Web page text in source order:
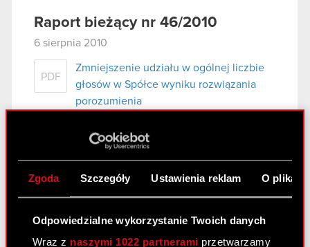
Zgoda Szczegóły Ustawienia reklam O
Odpowiedzialne wykorzystanie Twoich danych
Wraz z naszymi 1022 partnerami przetwarzamy
Raport bieżący nr 46/2010
6 sierpnia 2010
PDF
Zmniejszenie udziału w ogólnej liczbie
głosów w Spółce wyniku rozwiązania
porozumienia
Raport bieżący nr 45/2010
6 sierpnia 2010
Rozwiązanie w części Umowy
Inwestycyjnej, aneks do Umowy